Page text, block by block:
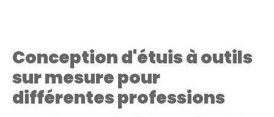
Conception d'étuis à outils
sur mesure pour
différentes professions